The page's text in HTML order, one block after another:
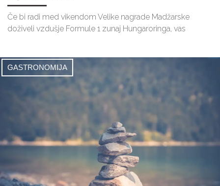
Če bi radi med vikendom Velike nagrade Madžarske
doživeli vzdušje Formule 1 zunaj Hungaroringa, vas
GASTRONOMIJA